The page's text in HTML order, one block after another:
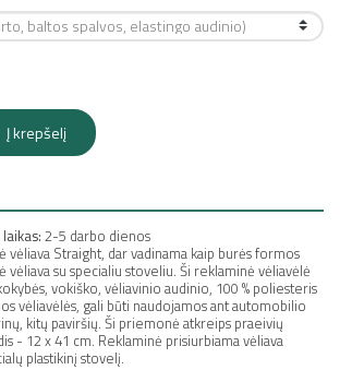
Į krepšelį
2-5 darbo dienos
vėliava Straight, dar vadinama kaip burės formos
vėliavasu specialiu stoveliu. Ši reklaminė vėliavėlė
vokiško, vėliavinio audinio, 100 % poliesteris
vėliavėlės, gali būti naudojamos ant automobilio
kitų paviršių. Ši priemonė atkreips praeivių
- 12 x 41 cm. Reklaminė prisiurbiama vėliava
plastikinį stovelį.